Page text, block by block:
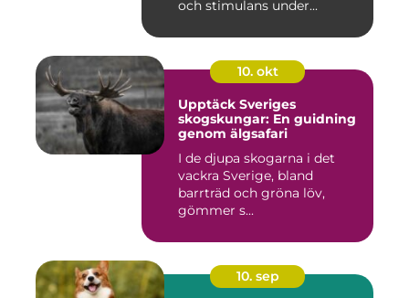
och stimulans under...
10. okt
Upptäck Sveriges
skogskungar: En guidning
genom älgsafari
I de djupa skogarna i det
vackra Sverige, bland
barrträd och gröna löv,
gömmer s...
10. sep